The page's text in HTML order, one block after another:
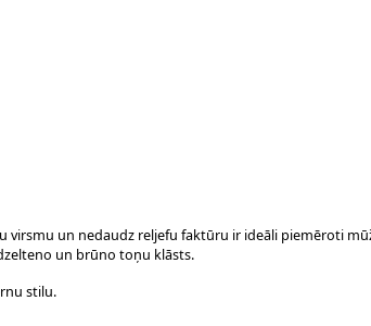
un nedaudz reljefu faktūru ir ideāli piemēroti
un brūno toņu klāsts.
stilu.